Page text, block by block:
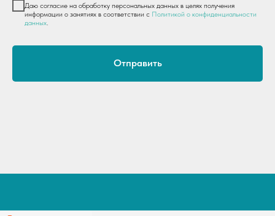
Даю согласие на обработку персональных данных в целях получения
информации о занятиях в соответствии с Политикой о конфиденциальности
данных
Отправить